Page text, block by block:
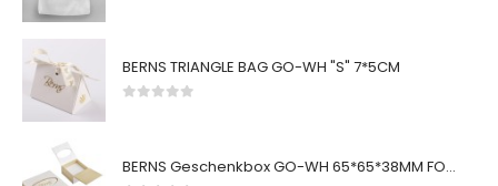
BERNS TRIANGLE BAG GO-WH "S" 7*5CM
BERNS Geschenkbox GO-WH 65*65*38MM FOR SMALL SETS